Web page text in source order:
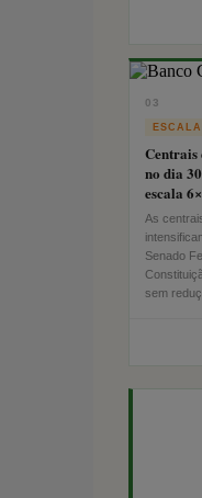
03
Centrais
no dia
escala
As
Senado
sem